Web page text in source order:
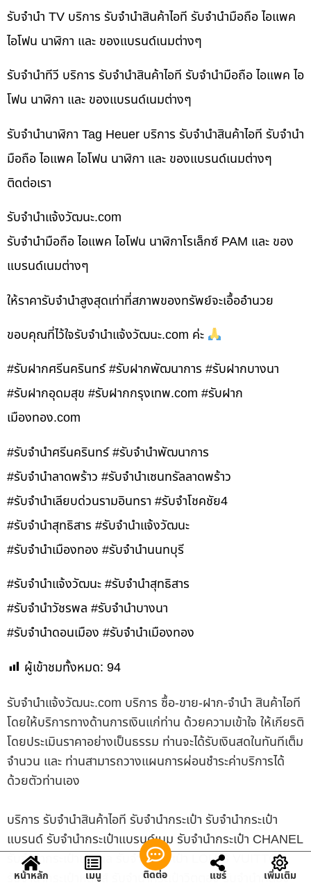
รับจำนำ TV บริการ รับจำนำสินค้าไอที รับจำนำมือถือ ไอแพค
ไอโฟน นาฬิกา และ ของแบรนด์เนมต่างๆ
รับจำนำทีวี บริการ รับจำนำสินค้าไอที รับจำนำมือถือ ไอแพค ไอ
โฟน นาฬิกา และ ของแบรนด์เนมต่างๆ
รับจำนำนาฬิกา Tag Heuer บริการ รับจำนำสินค้าไอที รับจำนำ
มือถือ ไอแพค ไอโฟน นาฬิกา และ ของแบรนด์เนมต่างๆ
ติดต่อเรา
รับจํานําแจ้งวัฒนะ.com
รับจำนำมือถือ ไอแพค ไอโฟน นาฬิกาโรเล็กซ์ PAM และ ของ
แบรนด์เนมต่างๆ
ให้ราคารับจำนำสูงสุดเท่าที่สภาพของทรัพย์จะเอื้ออำนวย
ขอบคุณที่ไว้ใจรับจำนำแจ้งวัฒนะ.com ค่ะ
#รับฝากศรีนครินทร์ #รับฝากพัฒนาการ #รับฝากบางนา
#รับฝากอุดมสุข #รับฝากกรุงเทพ.com #รับฝาก
เมืองทอง.com
#รับจำนำศรีนครินทร์ #รับจำนำพัฒนาการ
#รับจำนำลาดพร้าว #รับจำนำเซนทรัลลาดพร้าว
#รับจำนำเลียบด่วนรามอินทรา #รับจำโชคชัย4
#รับจำนำสุทธิสาร #รับจำนำแจ้งวัฒนะ
#รับจำนำเมืองทอง #รับจำนำนนทบุรี
#รับจำนำแจ้งวัฒนะ #รับจำนำสุทธิสาร
#รับจำนำวัชรพล #รับจำนำบางนา
#รับจำนำดอนเมือง #รับจำนำเมืองทอง
ผู้เข้าชมทั้งหมด: 94
รับจํานําแจ้งวัฒนะ.com บริการ ซื้อ-ขาย-ฝาก-จำนำ สินค้าไอที
โดยให้บริการทางด้านการเงินแก่ท่าน ด้วยความเข้าใจ ให้เกียรติ
โดยประเมินราคาอย่างเป็นธรรม ท่านจะได้รับเงินสดในทันทีเต็ม
จำนวน และ ท่านสามารถวางแผนการผ่อนชำระค่าบริการได้
ด้วยตัวท่านเอง
บริการ รับจำนำสินค้าไอที รับจำนำกระเป๋า รับจำนำกระเป๋า
แบรนด์ รับจำนำกระเป๋าแบรนด์เนม รับจำนำกระเป๋า CHANEL
รับจำนำกระเป๋าชาแนล รับจำนำกระเป๋า LOUIS VUITTON
รับจำนำกระเป๋าหลุยส์ รับจำนำกระเป๋าวิตตอง รับจำนำกล้อง
หน้าหลัก เมนู ติดต่อ แชร์ เพิ่มเติม